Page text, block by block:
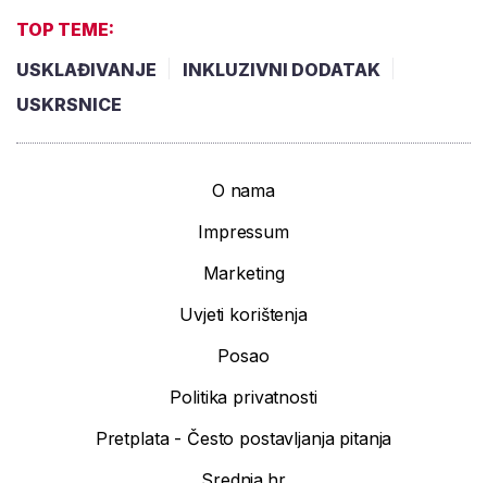
TOP TEME:
USKLAĐIVANJE
INKLUZIVNI DODATAK
USKRSNICE
O nama
Impressum
Marketing
Uvjeti korištenja
Posao
Politika privatnosti
Pretplata - Često postavljanja pitanja